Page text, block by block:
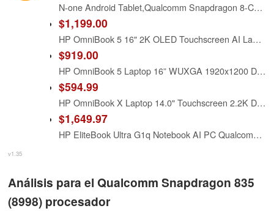
N-one Android Tablet,Qualcomm Snapdragon 8-Core 20GB 128GB 12 inch FHD Screen, Android 14 Tablets 4G LTE SIM Cellular 2.4&5GHz WiFi 9200mAh 18W Fast Charger GPS for Work Study and Business
$1,199.00
HP OmniBook 5 16" 2K OLED Touchscreen AI Laptop, Qualcomm Snapdragon X Plus, 32GB LPDDR5X, 2TB Storage (1TB SSD+1TB Docking Station), Backlit Keyboard, Wi-Fi 6E, Copilot+ PC, Windows 11, Silver
$919.00
HP OmniBook 5 Laptop 16” WUXGA 1920x1200 Display TS,Qualcomm Snapdragon X Plus X1P-42-100,8core,Adreno Graphics,32GB LPDDR5,512GB SSD,Backlit KB,WiFi 6E,Bluetooth 5.3,1080p+IR Camera, Windows 11 Pro
$594.99
HP OmniBook X Laptop 14.0" Touchscreen 2.2K Display (Qualcomm Snapdragon X Plus X1P-42-100, 16GB LPDDR5X, 512GB SSD, Qualcomm Adreno, Backlit KB, WiFi 6E, Webcam, Bluetooth 5.3, Win 11 Home)
$1,649.97
HP EliteBook Ultra G1q Notebook AI PC Qualcomm Snapdragon 16GB RAM 512GB SSD Qualcomm Adreno GPU Atmosphere Blue - Snapdragon X Elite X1E-78-100 (Up to 3.4 GHz, 12 cores) - 2.2K (2240 x 1400) - Integr
v1.35
Análisis para el Qualcomm Snapdragon 835
(8998) procesador